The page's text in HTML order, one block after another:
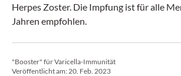
Herpes Zoster. Die Impfung ist für alle
Jahren empfohlen.
"Booster" für Varicella-Immunität
Veröffentlicht am:20. Feb. 2023